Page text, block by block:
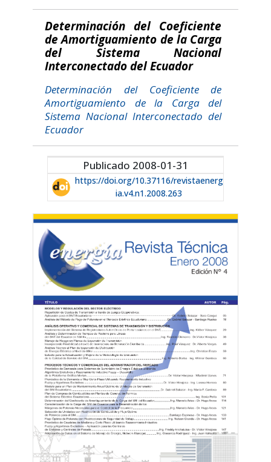
Determinación del Coeficiente
de Amortiguamiento de la Carga
del Sistema Nacional
Interconectado del Ecuador
Determinación del Coeficiente de
Amortiguamiento de la Carga del
Sistema Nacional Interconectado del
Ecuador
Publicado 2008-01-31
https://doi.org/10.37116/revistaenerg
ia.v4.n1.2008.263